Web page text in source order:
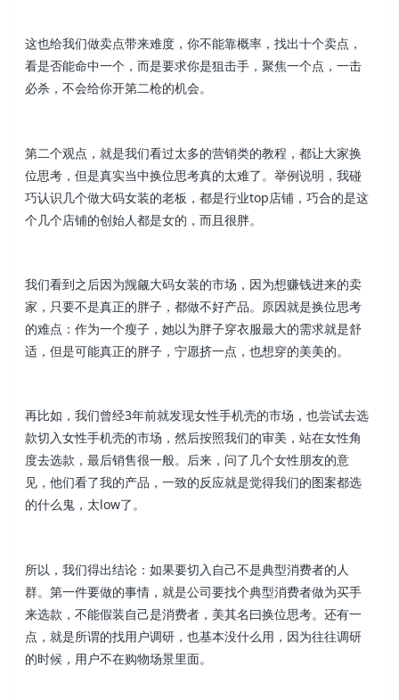
这也给我们做卖点带来难度，你不能靠概率，找出十个卖点，
看是否能命中一个，而是要求你是狙击手，聚焦一个点，一击
必杀，不会给你开第二枪的机会。
第二个观点，就是我们看过太多的营销类的教程，都让大家换
位思考，但是真实当中换位思考真的太难了。举例说明，我碰
巧认识几个做大码女装的老板，都是行业top店铺，巧合的是这
个几个店铺的创始人都是女的，而且很胖。
我们看到之后因为觊觎大码女装的市场，因为想赚钱进来的卖
家，只要不是真正的胖子，都做不好产品。原因就是换位思考
的难点：作为一个瘦子，她以为胖子穿衣服最大的需求就是舒
适，但是可能真正的胖子，宁愿挤一点，也想穿的美美的。
再比如，我们曾经3年前就发现女性手机壳的市场，也尝试去选
款切入女性手机壳的市场，然后按照我们的审美，站在女性角
度去选款，最后销售很一般。后来，问了几个女性朋友的意
见，他们看了我的产品，一致的反应就是觉得我们的图案都选
的什么鬼，太low了。
所以，我们得出结论：如果要切入自己不是典型消费者的人
群。第一件要做的事情，就是公司要找个典型消费者做为买手
来选款，不能假装自己是消费者，美其名曰换位思考。还有一
点，就是所谓的找用户调研，也基本没什么用，因为往往调研
的时候，用户不在购物场景里面。